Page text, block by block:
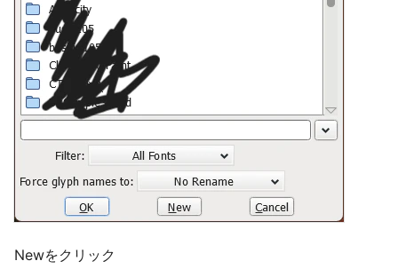
Newをクリック